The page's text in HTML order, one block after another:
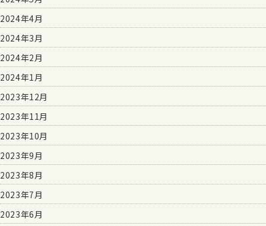
2024年4月
2024年3月
2024年2月
2024年1月
2023年12月
2023年11月
2023年10月
2023年9月
2023年8月
2023年7月
2023年6月